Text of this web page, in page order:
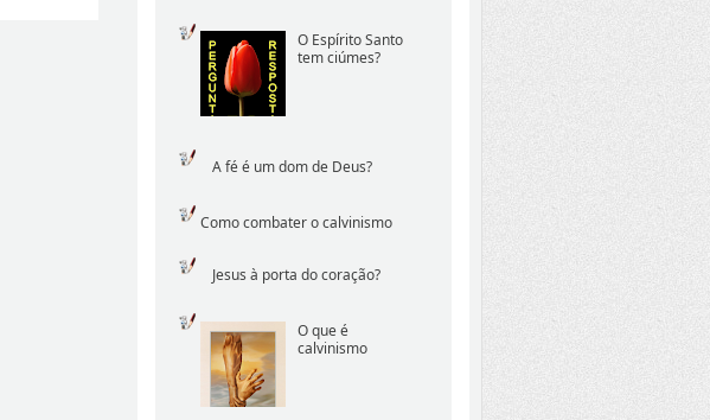
O Espírito Santo
tem ciúmes?
A fé é um dom de Deus?
Como combater o calvinismo
Jesus à porta do coração?
O que é
calvinismo